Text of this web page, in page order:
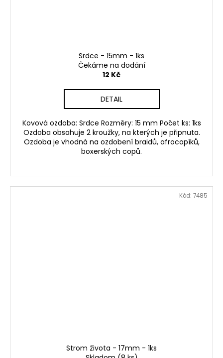
Srdce - 15mm - 1ks
Čekáme na dodání
12 Kč
DETAIL
Kovová ozdoba: Srdce Rozměry: 15 mm Počet ks: 1ks
Ozdoba obsahuje 2 kroužky, na kterých je připnuta.
Ozdoba je vhodná na ozdobení braidů, afrocopíků,
boxerských copů.
Strom života - 17mm - 1ks
Kód: 7485